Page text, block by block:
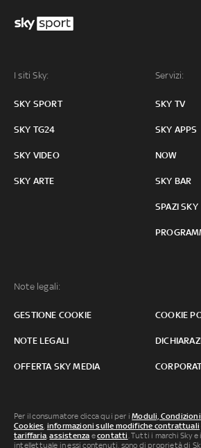
I siti Sky:
SKY SPORT
SKY TG24
SKY VIDEO
SKY ARTE
Servizi:
SKY TV
SKY APPS
NOW
SKY BAR
SPAZI SKY
Note legali:
GESTIONE COOKIE COOKIE
NOTE LEGALI
OFFERTA SKY MEDIA
Per il consumatore clicca qui per iModuli,
Cookies informazioni sulle modifiche contrattuali
tariffaria ,assistenza econtatti . Tutti i marchi Sky
intellettuale in essi contenuti, sono di proprietà di